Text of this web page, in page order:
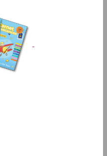
Le timbre sera vendu en
à
STRASBOURG